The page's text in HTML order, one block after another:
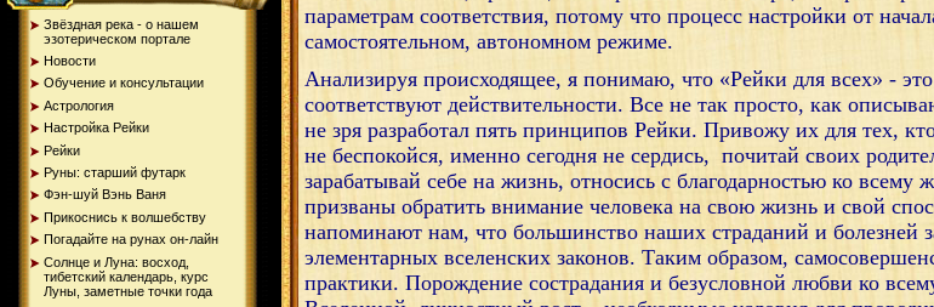
Звёздная река - о нашем
эзотерическом портале
Новости
Обучение и консультации
Астрология
Настройка Рейки
Рейки
Руны: старший футарк
Фэн-шуй Вэнь Ваня
Прикоснись к волшебству
Погадайте на рунах oн-лайн
Солнце и Луна: восход,
тибетский календарь, курс
Луны, заметные точки года
параметрам соответствия, потому что процесс настройки от
самостоятельном, автономном режиме.
Анализируя происходящее, я понимаю, что «Рейки для всех» -
соответствуют действительности. Все не так просто, как
не зря разработал пять принципов Рейки. Привожу их для тех,
не беспокойся, именно сегодня не сердись, почитай своих
зарабатывай себе на жизнь, относись с благодарностью ко всему
призваны обратить внимание человека на свою жизнь и свой
напоминают нам, что большинство наших страданий и болезней
элементарных вселенских законов. Таким образом,
практики. Порождение сострадания и безусловной любви ко